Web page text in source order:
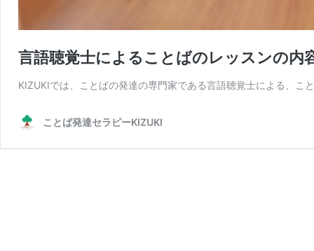
言語聴覚士によることばのレッスンの内
KIZUKIでは、ことばの発達の専門家である言語聴覚士による、
ことば発達セラピーKIZUKI